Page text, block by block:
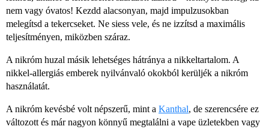
nem vagy óvatos! Kezdd alacsonyan, majd impulzusokban
melegítsd a tekercseket. Ne siess vele, és ne izzítsd a maximális
teljesítményen, miközben száraz.
A nikróm huzal másik lehetséges hátránya a nikkeltartalom. A
nikkel-allergiás emberek nyilvánvaló okokból kerüljék a nikróm
használatát.
A nikróm kevésbé volt népszerű, mint a Kanthal, de szerencsére ez
változott és már nagyon könnyű megtalálni a vape üzletekben vagy